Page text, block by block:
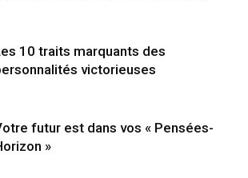
10 traits marquants des
victorieuses
futur est dans vos « Pensées-
»